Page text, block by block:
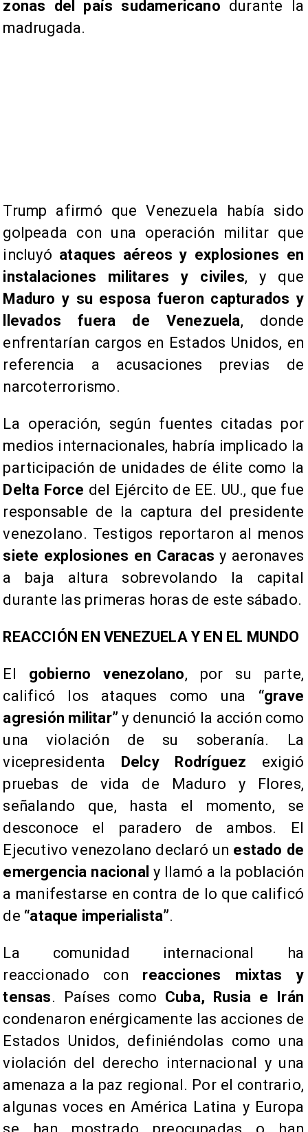
zonas del país sudamericano durante la
madrugada.
​​Trump afirmó que Venezuela había sido
golpeada con una operación militar que
incluyó ataques aéreos y explosiones en
instalaciones militares y civiles, y que
Maduro y su esposa fueron capturados y
llevados fuera de Venezuela, donde
enfrentarían cargos en Estados Unidos, en
referencia a acusaciones previas de
narcoterrorismo.
​​La operación, según fuentes citadas por
medios internacionales, habría implicado la
participación de unidades de élite como la
Delta Force del Ejército de EE. UU., que fue
responsable de la captura del presidente
venezolano. Testigos reportaron al menos
siete explosiones en Caracas y aeronaves
a baja altura sobrevolando la capital
durante las primeras horas de este sábado.
REACCIÓN EN VENEZUELA Y EN EL MUNDO
El gobierno venezolano, por su parte,
calificó los ataques como una “grave
agresión militar” y denunció la acción como
una violación de su soberanía. La
vicepresidenta Delcy Rodríguez exigió
pruebas de vida de Maduro y Flores,
señalando que, hasta el momento, se
desconoce el paradero de ambos. El
Ejecutivo venezolano declaró un estado de
emergencia nacional y llamó a la población
a manifestarse en contra de lo que calificó
de “ataque imperialista”.
​La comunidad internacional ha
reaccionado con reacciones mixtas y
tensas. Países como Cuba, Rusia e Irán
condenaron enérgicamente las acciones de
Estados Unidos, definiéndolas como una
violación del derecho internacional y una
amenaza a la paz regional. Por el contrario,
algunas voces en América Latina y Europa